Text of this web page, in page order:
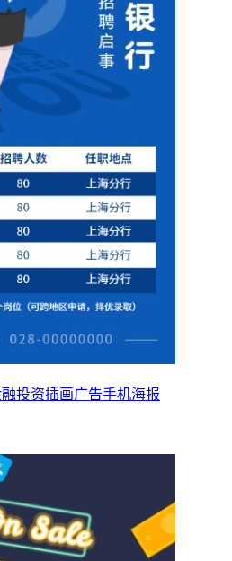
投资插画广告手机海报